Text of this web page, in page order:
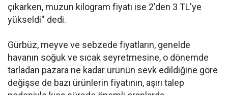
çıkarken, muzun kilogram fiyatı ise 2'den 3 TL'ye
yükseldi'' dedi.
Gürbüz, meyve ve sebzede fiyatların, genelde
havanın soğuk ve sıcak seyretmesine, o dönemde
tarladan pazara ne kadar ürünün sevk edildiğine göre
değişse de bazı ürünlerin fiyatının, aşırı talep